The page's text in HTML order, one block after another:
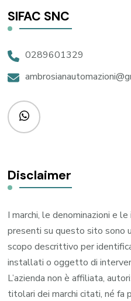
SIFAC SNC
0289601329
Disclaimer
I marchi, le denominazioni e
presenti su questo sito sono
scopo descrittivo per
installati o oggetto di
L’azienda non è affiliata,
titolari dei marchi citati, né